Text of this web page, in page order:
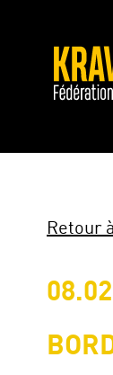
Retour